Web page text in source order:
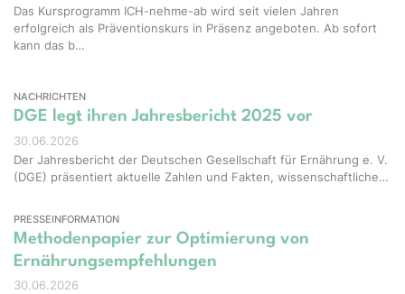
Das Kursprogramm ICH-nehme-ab wird seit vielen Jahren
erfolgreich als Präventionskurs in Präsenz angeboten. Ab sofort
kann das b…
NACHRICHTEN
DGE legt ihren Jahresbericht 2025 vor
30.06.2026
Der Jahresbericht der Deutschen Gesellschaft für Ernährung e. V.
(DGE) präsentiert aktuelle Zahlen und Fakten, wissenschaftliche…
PRESSEINFORMATION
Methodenpapier zur Optimierung von
Ernährungsempfehlungen
30.06.2026